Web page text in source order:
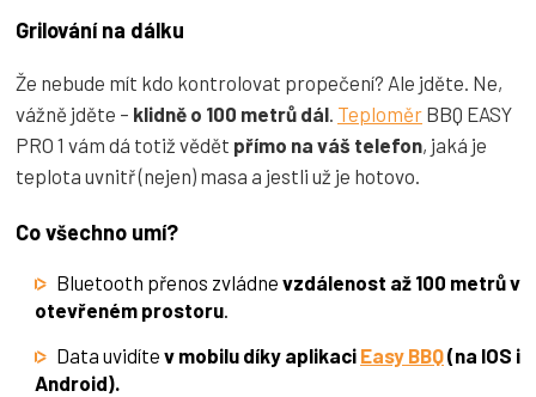
Grilování na dálku
Že nebude mít kdo kontrolovat propečení? Ale jděte. Ne,
vážně jděte – klidně o 100 metrů dál Teploměr BBQ EASY
PRO 1 vám dá totiž vědět přímo na váš telefon, jaká je
teplota uvnitř (nejen) masa a jestli už je hotovo.
Co všechno umí?
Bluetooth přenos zvládne vzdálenost až 100 metrů v
otevřeném prostoru
Data uvidíte v mobilu díky aplikaci Easy BBQ(na IOS i
Android).